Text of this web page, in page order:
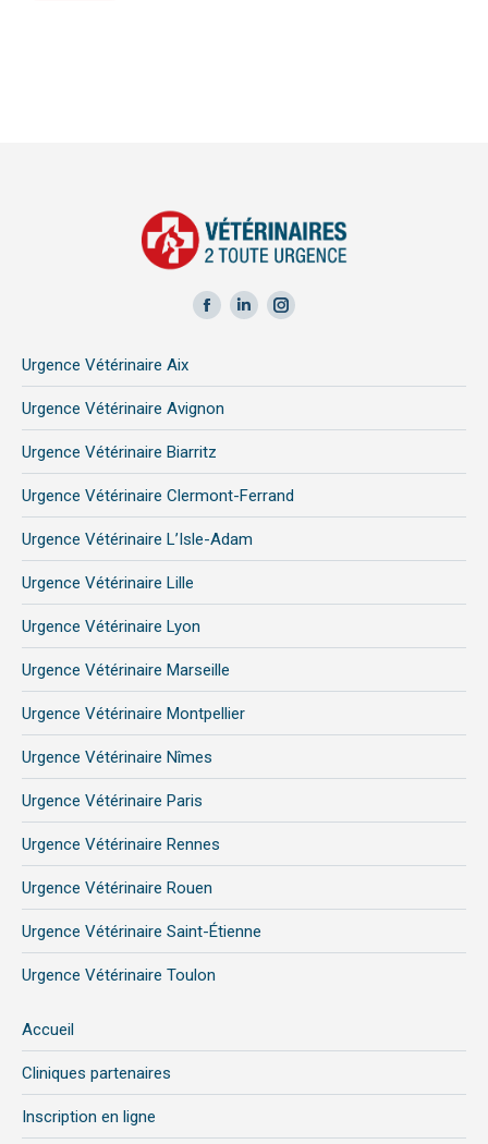
Facebook
in
new
window
LinkedIn
new
Instagram
new
Urgence Vétérinaire Aix
Urgence Vétérinaire Avignon
Urgence Vétérinaire Biarritz
Urgence Vétérinaire Clermont-Ferrand
Urgence Vétérinaire L’Isle-Adam
Urgence Vétérinaire Lille
Urgence Vétérinaire Lyon
Urgence Vétérinaire Marseille
Urgence Vétérinaire Montpellier
Urgence Vétérinaire Nîmes
Urgence Vétérinaire Paris
Urgence Vétérinaire Rennes
Urgence Vétérinaire Rouen
Urgence Vétérinaire Saint-Étienne
Urgence Vétérinaire Toulon
Accueil
Cliniques partenaires
Inscription en ligne